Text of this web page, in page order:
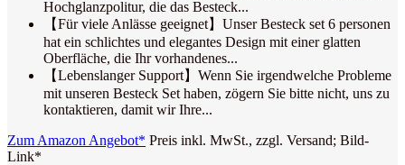
Hochglanzpolitur, die das Besteck...
【Für viele Anlässe geeignet】Unser Besteck set 6 personen
hat ein schlichtes und elegantes Design mit einer glatten
Oberfläche, die Ihr vorhandenes...
【Lebenslanger Support】Wenn Sie irgendwelche Probleme
mit unseren Besteck Set haben, zögern Sie bitte nicht, uns zu
kontaktieren, damit wir Ihre...
Zum Amazon Angebot* Preis inkl. MwSt., zzgl. Versand; Bild-
Link*